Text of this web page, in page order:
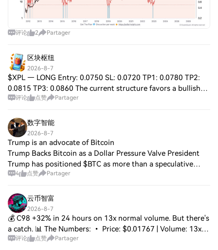
评论 2 Partager
区块枢纽
2026-8-7
$XPL — LONG Entry: 0.0750 SL: 0.0720 TP1: 0.0780 TP2:
0.0815 TP3: 0.0860 The current structure favors a bullish
continuation as demand continues to build. A clean move
评论 点赞 Partager
数字智能
2026-8-7
Trump is an advocate of Bitcoin
Trump Backs Bitcoin as a Dollar Pressure Valve President
Trump has positioned $BTC as more than a speculative
asset. As domestic adoption of Bitcoin for payments
4 点赞 Partager
云币智富
2026-8-7
💰 C98 +32% in 24 hours on 13x normal volume. But there's
a catch. 📊 The Numbers: • Price: $0.01767 | Volume: 13x
average • RSI(4H): 89.6 — overbought alarm 🔴 • RSI(D):
评论 点赞 Partager